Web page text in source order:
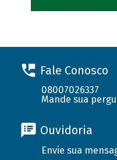
Fale Conosco
08007026337
Mande sua
Ouvidoria
Envie sua